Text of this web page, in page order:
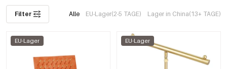
Filter Alle EU-Lager(2-5 TAGE) Lager in China(13+ TAGE)
EU-Lager EU-Lager